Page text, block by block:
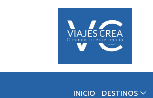
INICIO DESTINOS